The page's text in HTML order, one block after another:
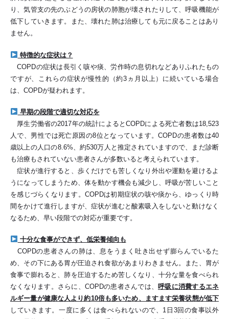
り、気管支の先のぶどうの房状の肺胞が壊されたりして、呼吸機能が
低下していきます。また、壊れた肺は治療しても元に戻ることはあり
ません。
特徴的な症状は？
COPDの症状は長引く咳や痰、労作時の息切れなどありふれたもの
ですが、これらの症状が慢性的（約3ヵ月以上）に続いている場合
は、COPDが疑われます。
早期の段階で適切な対応を
厚生労働省の2017年の統計によるとCOPDによる死亡者数は18,523
人で、男性では死亡原因の8位となっています。COPDの患者数は40
歳以上の人口の8.6%、約530万人と推定されていますので、まだ診断
も治療もされていない患者さんが多数いると考えられています。
症状が進行すると、歩くだけでも苦しくなり外出や運動を避けるよ
うになってしまうため、体を動かす機会も減少し、呼吸が苦しいこと
を感じづらくなります。COPDは初期症状の咳や痰から、ゆっくり時
間をかけて進行しますが、症状が進むと酸素吸入をしないと動けなく
なるため、早い段階での対応が重要です。
十分な食事ができず、低栄養傾向も
COPDの患者さんの肺は、息をうまく吐き出せず膨らんでいるた
め、その下にある胃が圧迫され食欲があまりわきません。また、胃が
食事で膨れると、肺を圧迫するため苦しくなり、十分な量を食べられ
なくなります。さらに、COPDの患者さんでは、
呼吸に消費するエネ
ルギー量が健康な人より約10倍も多いため、ますます栄養状態が低下
していきます。一度に多くは食べられないので、1日3回の食事以外